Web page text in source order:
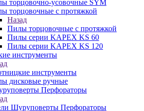
торцовочно-усовочные SYM
торцовочные с протяжкой
Назад
Пилы торцовочные с протяжкой
Пилы серии KAPEX KS 60
Пилы серии KAPEX KS 120
инструменты
инструменты
дисковые ручные
Перфораторы
Шуруповерты Перфораторы